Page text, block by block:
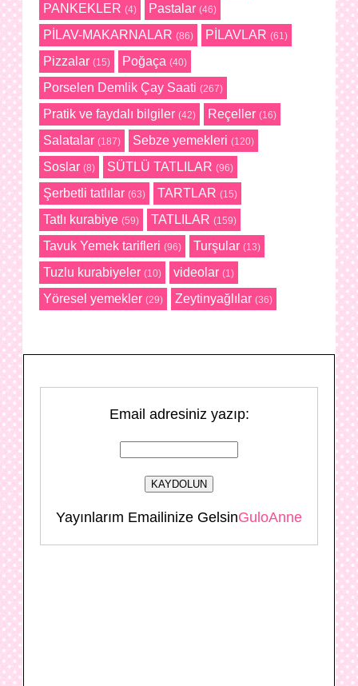
PANKEKLER (4) Pastalar (46)
PİLAV-MAKARNALAR (86) PİLAVLAR (61)
Pizzalar (15) Poğaça (40)
Porselen Demlik Çay Saati (267)
Pratik ve faydalı bilgiler (42) Reçeller (16)
Salatalar (187) Sebze yemekleri (120)
Soslar (8) SÜTLÜ TATLILAR (96)
Şerbetli tatlılar (63) TARTLAR (15)
Tatlı kurabiye (59) TATLILAR (159)
Tavuk Yemek tarifleri (96) Turşular (13)
Tuzlu kurabiyeler (10) videolar (1)
Yöresel yemekler (29) Zeytinyağlılar (36)
Email adresiniz yazıp:
Yayınlarım Emailinize GelsinGuloAnne